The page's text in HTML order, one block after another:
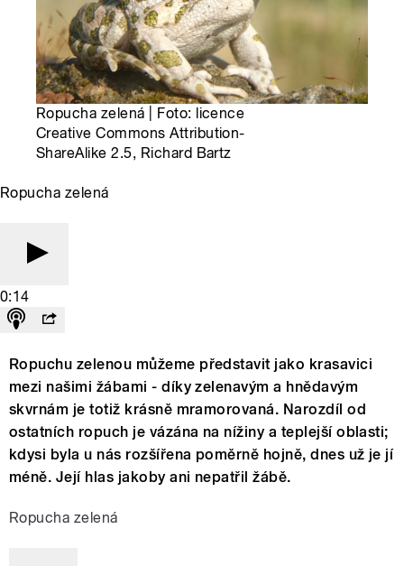
Ropucha zelená | Foto: licence
Creative Commons Attribution-
ShareAlike 2.5, Richard Bartz
Ropucha zelená
0:14
Ropuchu zelenou můžeme představit jako krasavici
mezi našimi žábami - díky zelenavým a hnědavým
skvrnám je totiž krásně mramorovaná. Narozdíl od
ostatních ropuch je vázána na nížiny a teplejší oblasti;
kdysi byla u nás rozšířena poměrně hojně, dnes už je jí
méně. Její hlas jakoby ani nepatřil žábě.
Ropucha zelená